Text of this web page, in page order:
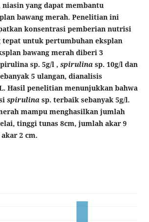
yang dapat membantu
bawang merah. Penelitian ini
konsentrasi pemberian nutrisi
tepat untuk pertumbuhan eksplan
bawang merah diberi 3
sp. 5g/l , spirulina sp. 10g/l dan
5 ulangan, dianalisis
Hasil penelitian menunjukkan bahwa
spirulina sp. terbaik sebanyak 5g/l.
mampu menghasilkan jumlah
tinggi tunas 8cm, jumlah akar 9
2 cm.